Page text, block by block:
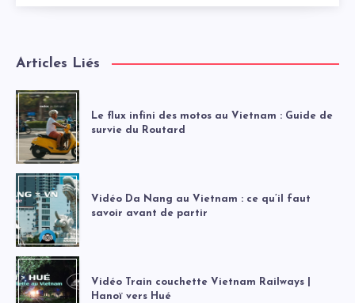
Articles Liés
Le flux infini des motos au Vietnam : Guide de
survie du Routard
Vidéo Da Nang au Vietnam : ce qu’il faut
savoir avant de partir
Vidéo Train couchette Vietnam Railways |
Hanoï vers Hué